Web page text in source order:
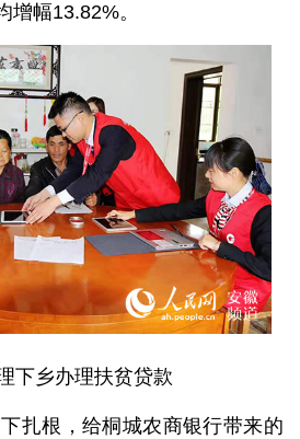
增幅13.82%。
下乡办理扶贫贷款
扎根，给桐城农商银行带来的